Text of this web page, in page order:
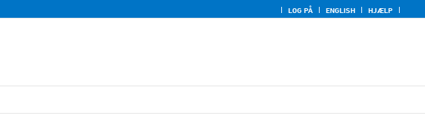
LOG PÅ ENGLISH HJÆLP